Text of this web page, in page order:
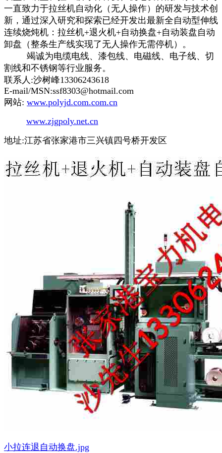
一直致力于拉丝机自动化（无人操作）的研发与技术创
新，通过深入研究和探索已经开发出最新全自动型伸线
连续烧炖机：拉丝机+退火机+自动换盘+自动装盘自动
卸盘（整条生产线实现了无人操作无需停机）。
竭诚为电缆电线、漆包线、电磁线、电子线、切
割线和不锈钢等行业服务。
联系人:沙树峰13306243618
E-mail/MSN:ssf8303@hotmail.com
网站: www.polyjd.com.com.cn
www.zjgpoly.net.cn
地址:江苏省张家港市三兴镇四号桥开发区
小拉连退自动换盘.jpg